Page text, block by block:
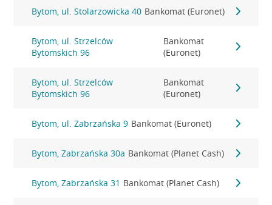
Bytom, ul. Stolarzowicka 40 Bankomat (Euronet)
Bytom, ul. Strzelców
Bytomskich 96
Bankomat
(Euronet)
Bytom, ul. Strzelców
Bytomskich 96
Bankomat
(Euronet)
Bytom, ul. Zabrzańska 9 Bankomat (Euronet)
Bytom, Zabrzańska 30a Bankomat (Planet Cash)
Bytom, Zabrzańska 31 Bankomat (Planet Cash)